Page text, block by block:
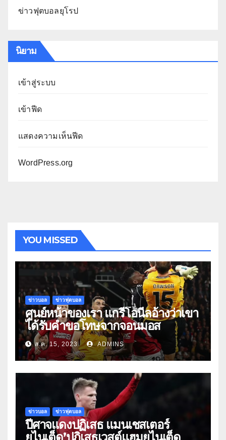
ข่าวฟุตบอลยุโรป
นิยาม
เข้าสู่ระบบ
เข้าฟีด
แสดงความเห็นฟีด
WordPress.org
YOU MISSED
ข่าวบอล ข่าวฟุตบอล
ศูนย์หน้าของเรา แกรี่โอนีลอ้างว่าเขา
ได้รับคำขอโทษจากจอนมอส
ส.ค. 15, 2023 ADMINS
ข่าวบอล ข่าวฟุตบอล
ปีศาจแดงปฏิเสธ แมนเชสเตอร์